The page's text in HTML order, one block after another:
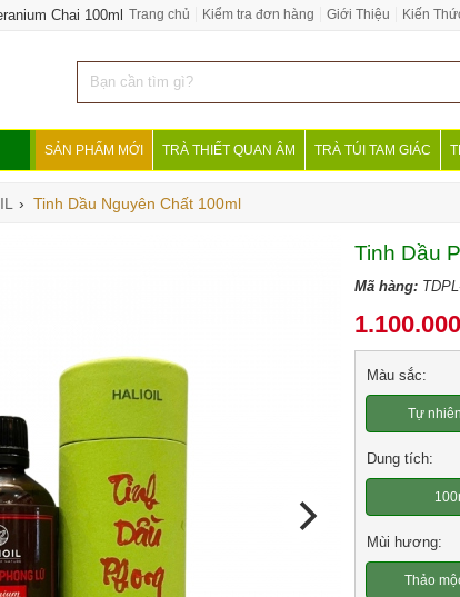
Chai 100ml Trang chủ Kiểm tra đơn hàng Giới Thiệu Kiến
SẢN PHẨM MỚI TRÀ THIẾT QUAN ÂM TRÀ TÚI TAM GIÁC
› Tinh Dầu Nguyên Chất 100ml
Tinh Dầu
Mã hàng:
1.100.000
Màu sắc:
Tự nhiên
Dung tích:
Mùi hương:
Thảo